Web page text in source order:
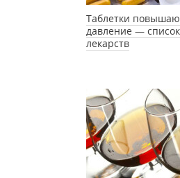
Таблетки
давление — список
лекарств